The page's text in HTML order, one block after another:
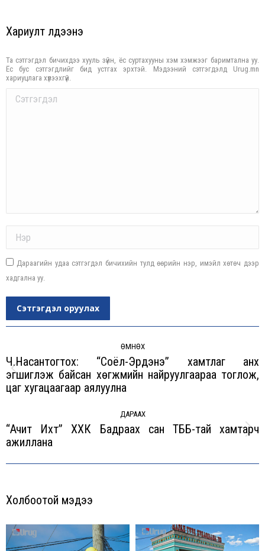
Хариулт үлдээнэ үү
Та сэтгэгдэл бичихдээ хууль зүйн, ёс суртахууны хэм хэмжээг баримтална уу.
Ёс бус сэтгэгдлийг бид устгах эрхтэй. Мэдээний сэтгэгдэлд Urug.mn
хариуцлага хүлээхгүй.
Comment
Дараагийн удаа сэтгэгдэл бичихийн тулд өөрийн нэр, имэйл хөтөч дээр
хадгална уу.
Сэтгэгдэл оруулах
ӨМНӨХ
Previous
Ч.Насантогтох: “Соёл-Эрдэнэ” хамтлаг анх
эгшиглэж байсан хөгжмийн найруулгаараа тоглож,
цаг хугацаагаар аялуулна
ДАРААХ
Next
“Ачит Ихт” ХХК Бадраах сан ТББ-тай хамтарч
ажиллана
Холбоотой мэдээ